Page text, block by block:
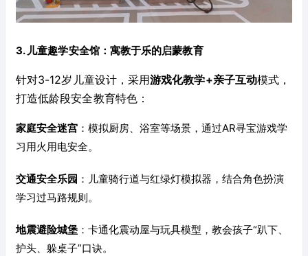
3. 儿童趣学安全馆：寓教于乐的启蒙教育
针对3-12岁儿童设计，采用游戏化教学+亲子互动模式，
打造低龄段安全教育特色：
家庭安全迷宫 ：模拟厨房、浴室等场景，通过AR寻宝游戏学
习用火用电安全。
交通安全乐园 ：儿童骑行道与红绿灯模拟器，结合角色扮演
学习过马路规则。
地震避险城堡 ：卡通化震动屋与玩具模型，教会孩子“趴下、
护头、躲桌子”口诀。